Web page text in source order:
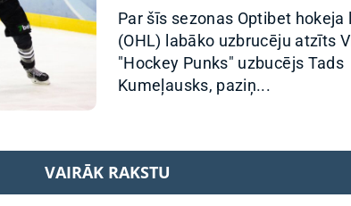
Par šīs sezonas Optibet hokeja
(OHL) labāko uzbrucēju atzīts
"Hockey Punks" uzbucējs Tads
Kumeļausks, paziņ...
VAIRĀK RAKSTU